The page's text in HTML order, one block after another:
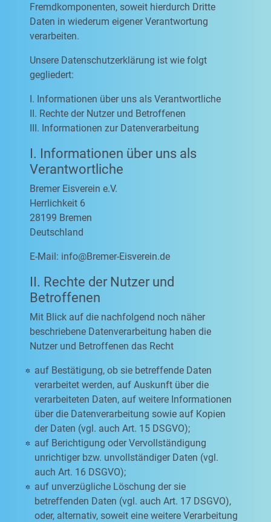
Fremdkomponenten, soweit hierdurch Dritte
Daten in wiederum eigener Verantwortung
verarbeiten.
Unsere Datenschutzerklärung ist wie folgt
gegliedert:
I. Informationen über uns als Verantwortliche
II. Rechte der Nutzer und Betroffenen
III. Informationen zur Datenverarbeitung
I. Informationen über uns als
Verantwortliche
Bremer Eisverein e.V.
Herrlichkeit 6
28199 Bremen
Deutschland
E-Mail: info@Bremer-Eisverein.de
II. Rechte der Nutzer und
Betroffenen
Mit Blick auf die nachfolgend noch näher
beschriebene Datenverarbeitung haben die
Nutzer und Betroffenen das Recht
auf Bestätigung, ob sie betreffende Daten
verarbeitet werden, auf Auskunft über die
verarbeiteten Daten, auf weitere Informationen
über die Datenverarbeitung sowie auf Kopien
der Daten (vgl. auch Art. 15 DSGVO);
auf Berichtigung oder Vervollständigung
unrichtiger bzw. unvollständiger Daten (vgl.
auch Art. 16 DSGVO);
auf unverzügliche Löschung der sie
betreffenden Daten (vgl. auch Art. 17 DSGVO),
oder, alternativ, soweit eine weitere Verarbeitung